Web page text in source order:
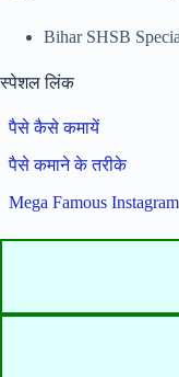
Bihar SHSB
स्पेशल लिंक
पैसे कैसे कमायें
पैसे कमाने के तरीके
Mega Famous Instagram